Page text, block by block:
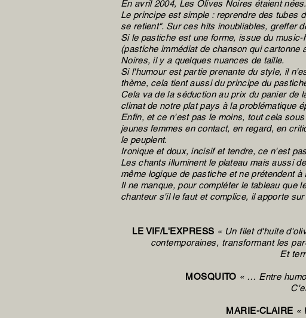
En avril 2004, Les Olives Noires étaient nées.
Le principe est simple : reprendre des tubes
se retient". Sur ces hits inoubliables, greffer
Si le pastiche est une forme, issue du
(pastiche immédiat de chanson qui
Noires, il y a quelques nuances de taille.
Si l'humour est partie prenante du style, il
thème, cela tient aussi du principe du
Cela va de la séduction au prix du panier de
climat de notre plat pays à la problématique
Enfin, et ce n'est pas le moins, tout cela
jeunes femmes en contact, en regard, en
le peuplent.
Ironique et doux, incisif et tendre, ce n'est
Les chants illuminent le plateau mais aussi
même logique de pastiche et ne prétendent
Il ne manque, pour compléter le tableau que
chanteur s'il le faut et complice, il apporte
LE VIF/L'EXPRESS « Un filet d'huite
contemporaines, transformant les
Et
MOSQUITO « … Entre
MARIE-CLAIRE «